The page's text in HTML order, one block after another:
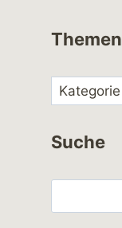
Themen
Suche